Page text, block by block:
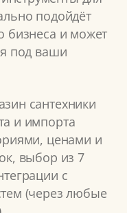
подойдёт
бизнеса и может
под ваши
сантехники
и импорта
ценами и
выбор из 7
с
(через любые